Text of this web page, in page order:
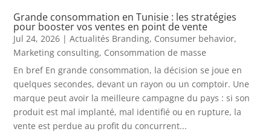
Grande consommation en Tunisie : les stratégies
pour booster vos ventes en point de vente
Jul 24, 2026 |Actualités Branding, Consumer behavior,
Marketing consulting, Consommation de masse
En bref En grande consommation, la décision se joue en
quelques secondes, devant un rayon ou un comptoir. Une
marque peut avoir la meilleure campagne du pays : si son
produit est mal implanté, mal identifié ou en rupture, la
vente est perdue au profit du concurrent...